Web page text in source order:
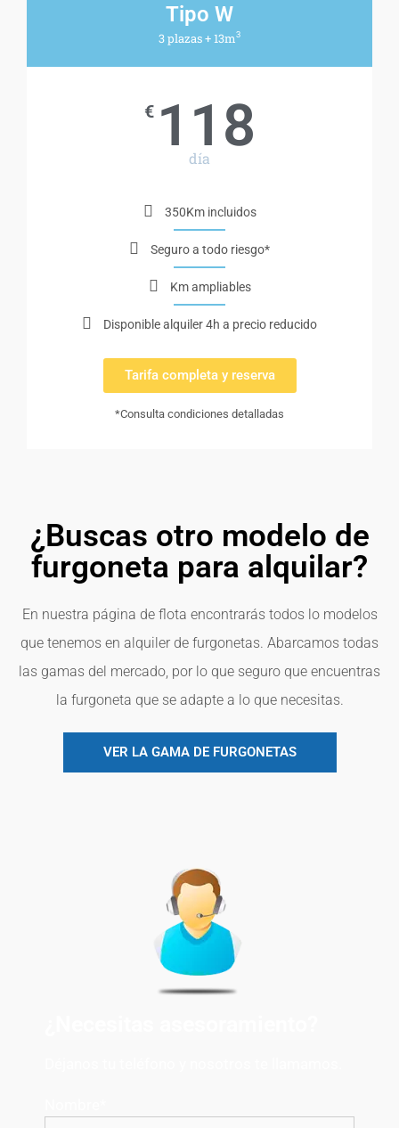
Tipo W
3 plazas + 13m3
€ 118
día
350Km incluidos
Seguro a todo riesgo*
Km ampliables
Disponible alquiler 4h a precio reducido
Tarifa completa y reserva
*Consulta condiciones detalladas
¿Buscas otro modelo de
furgoneta para alquilar?
En nuestra página de flota encontrarás todos lo modelos
que tenemos en alquiler de furgonetas. Abarcamos todas
las gamas del mercado, por lo que seguro que encuentras
la furgoneta que se adapte a lo que necesitas.
VER LA GAMA DE FURGONETAS